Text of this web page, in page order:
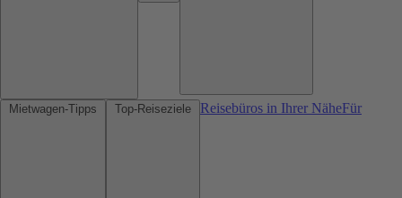
Reisebüros in Ihrer NäheFür